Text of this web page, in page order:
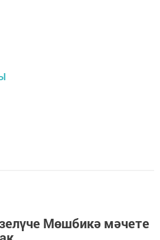
Мөшбикә мәчете